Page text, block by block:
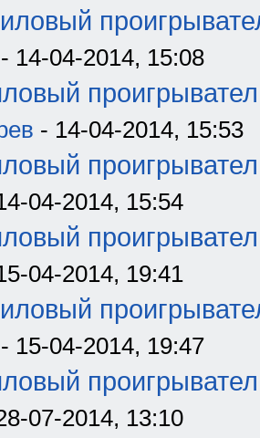
- 14-04-2014, 15:08
- 14-04-2014, 15:53
04-2014, 15:54
04-2014, 19:41
- 15-04-2014, 19:47
07-2014, 13:10